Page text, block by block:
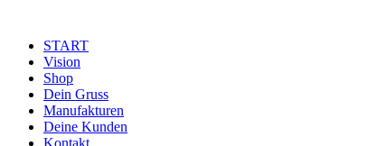
Inhalt
START
Vision
Shop
Dein Gruss
Manufakturen
Deine Kunden
Kontakt